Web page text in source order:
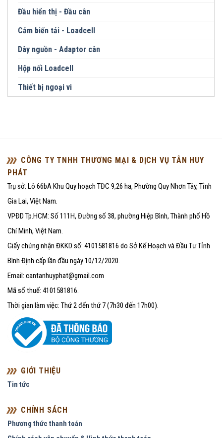
Đầu hiển thị - Đầu cân
Cảm biến tải - Loadcell
Dây nguồn - Adaptor cân
Hộp nối Loadcell
Thiết bị ngoại vi
CÔNG TY TNHH THƯƠNG MẠI & DỊCH VỤ TÂN HUY
PHÁT
Trụ sở: Lô 66bA Khu Quy hoạch TĐC 9,26 ha, Phường Quy Nhơn Tây, Tỉnh
Gia Lai, Việt Nam.
VPĐD Tp.HCM: Số 111H, Đường số 38, phường Hiệp Bình, Thành phố Hồ
Chí Minh, Việt Nam.
Giấy chứng nhận ĐKKD số: 4101581816 do Sở Kế Hoạch và Đầu Tư Tỉnh
Bình Định cấp lần đầu ngày 10/12/2020.
Email: cantanhuyphat@gmail.com
Mã số thuế: 4101581816.
Thời gian làm việc: Thứ 2 đến thứ 7 (7h30 đến 17h00).
GIỚI THIỆU
Tin tức
CHÍNH SÁCH
Phương thức thanh toán